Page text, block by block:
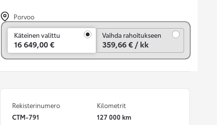
Porvoo
Käteinen valittu
16 649,00 €
Vaihda rahoitukseen
359,66 € / kk
Rekisterinumero
CTM-791
Kilometrit
127 000 km